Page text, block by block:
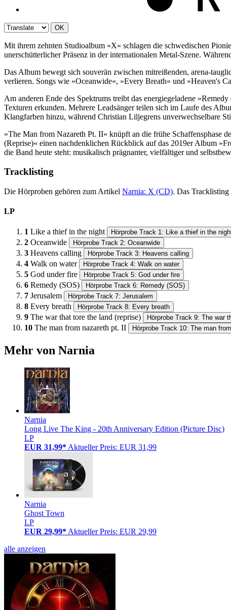
OK
Mit ihrem zehnten Studioalbum »X« schlagen die schwedischen
unerschütterlicher Präsenz in der internationalen Metal-Szene.
Das Album bewegt sich souverän zwischen mitreißenden, arena-
verlieren. Songs wie »Oceanwide«, »Every Breath« und »Heaven's
Am anderen Ende des Spektrums treibt das energiegeladene
Texturen erkunden. Mehrere Leadsänger teilen sich im Laufe des
Klangfarben hinzu, während Christian Liljegrens unverwechselbare
»The Man from Nazareth Pt. II« knüpft an die frühe Schaffensphase
(Reprise)« einen nachdenklichen Rückblick auf das 2019er Album
die Band heute steht: musikalisch prägnanter, vielfältiger und
Tracklisting
Die Hörproben gehören zum Artikel Narnia: X (CD). Das
LP
1 Like a thief in the night Hörprobe Track 1: Like a thief in the
2 Oceanwide Hörprobe Track 2: Oceanwide
3 Heavens calling Hörprobe Track 3: Heavens calling
4 Walk on water Hörprobe Track 4: Walk on water
5 God under fire Hörprobe Track 5: God under fire
6 Remedy (SOS) Hörprobe Track 6: Remedy (SOS)
7 Jerusalem Hörprobe Track 7: Jerusalem
8 Every breath Hörprobe Track 8: Every breath
9 The war that tore the land (reprise) Hörprobe Track 9: The war
10 The man from nazareth pt. II Hörprobe Track 10: The man
Mehr von Narnia
Narnia
Long Live The King - 20th Anniversary Edition (Picture Disc)
LP
EUR 31,99* Aktueller Preis: EUR 31,99
Narnia
Ghost Town
LP
EUR 29,99* Aktueller Preis: EUR 29,99
alle anzeigen